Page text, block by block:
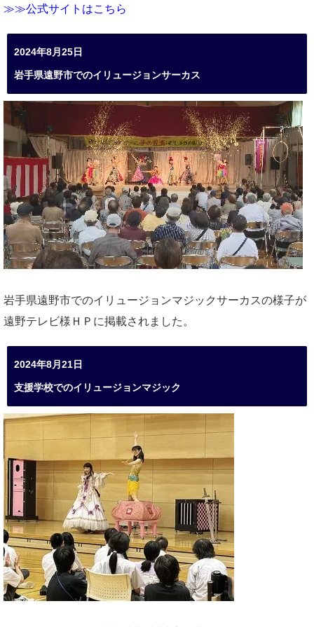
≫≫公式サイトはこちら
2024年8月25日
岩手県遠野市でのイリュージョンサーカス
岩手県遠野市でのイリュージョンマジックサーカスの様子が
遠野テレビ様ＨＰに掲載されました。
2024年8月21日
支援学校でのイリュージョンマジック